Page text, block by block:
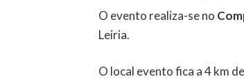
O evento realiza-se no
Leiria.
O local evento fica a 4 km